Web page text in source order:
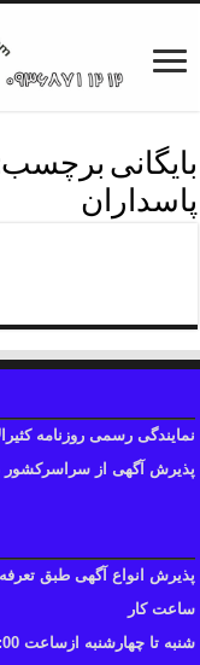
بایگانی
پاسداران
نمایندگی رسمی روزنامه
پذیرش آگهی از سراسرکشور
پذیرش انواع آگهی طبق
ساعت کار
شنبه تا چهارشنبه ازساعت 10:00 الی 17